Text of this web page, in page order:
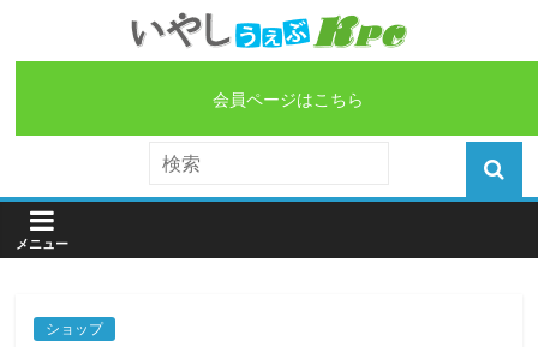
会員ページはこちら
ショップ